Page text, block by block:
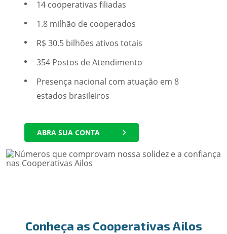
14 cooperativas filiadas
1.8 milhão de cooperados
R$ 30.5 bilhões ativos totais
354 Postos de Atendimento
Presença nacional com atuação em 8
estados brasileiros
ABRA SUA CONTA
Conheça as Cooperativas Ailos